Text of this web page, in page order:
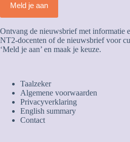
Meld je aan
Ontvang de nieuwsbrief met informatie
NT2-docenten of de nieuwsbrief voor
‘Meld je aan’ en maak je keuze.
Taalzeker
Algemene voorwaarden
Privacyverklaring
English summary
Contact